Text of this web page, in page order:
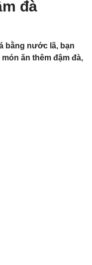
đà
bằng nước lã, bạn
ăn thêm đậm đà,